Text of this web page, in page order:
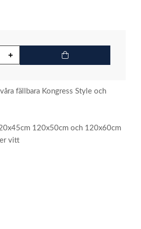
fällbara Kongress Style och
120x50cm och 120x60cm
vitt